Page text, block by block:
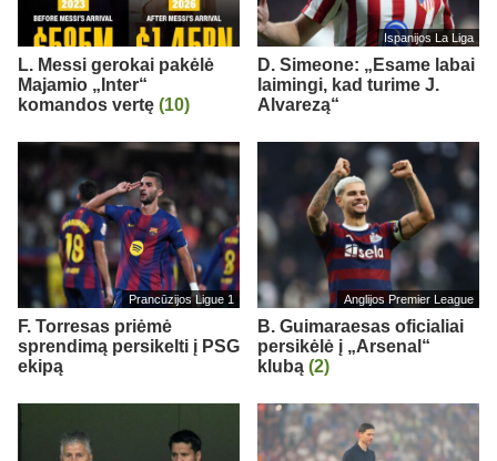
L. Messi gerokai pakėlė
Majamio „Inter“
komandos vertę (10)
Ispanijos La Liga
D. Simeone: „Esame labai
laimingi, kad turime J.
Alvarezą“
Prancūzijos Ligue 1
F. Torresas priėmė
sprendimą persikelti į PSG
ekipą
Anglijos Premier League
B. Guimaraesas oficialiai
persikėlė į „Arsenal“
klubą (2)